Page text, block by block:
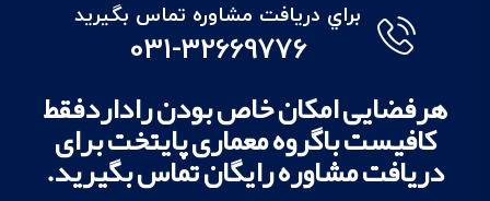
براي دريافت مشاوره تماس بگيريد
031-32669776
هرفضایی امکان خاص بودن راداردفقط
کافیست باگروه معماری پایتخت برای
دریافت مشاوره رایگان تماس بگیرید.